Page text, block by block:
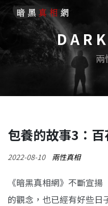
D A R
兩
包養的故事3：
2022-08-10 兩性真相
《暗黑真相網》不斷宣揚
的觀念，也已經有好些日